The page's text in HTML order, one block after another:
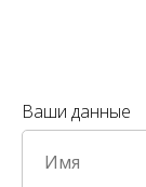
Ваши данные